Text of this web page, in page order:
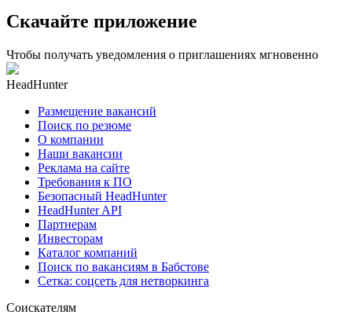
Скачайте приложение
Чтобы получать уведомления о приглашениях мгновенно
HeadHunter
Размещение вакансий
Поиск по резюме
О компании
Наши вакансии
Реклама на сайте
Требования к ПО
Безопасный HeadHunter
HeadHunter API
Партнерам
Инвесторам
Каталог компаний
Поиск по вакансиям в Бабстове
Сетка: соцсеть для нетворкинга
Соискателям